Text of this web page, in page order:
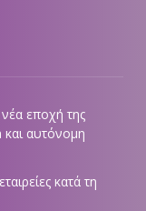
εποχή της
αυτόνομη
κατά τη